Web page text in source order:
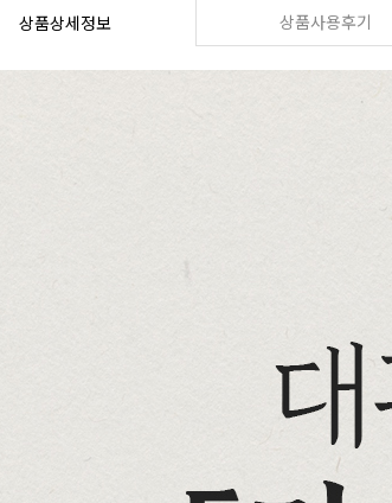
상품상세정보 상품사용후기